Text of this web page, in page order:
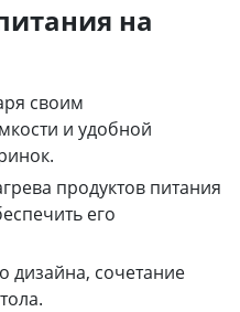
на
своим
и удобной
продуктов питания
его
дизайна, сочетание